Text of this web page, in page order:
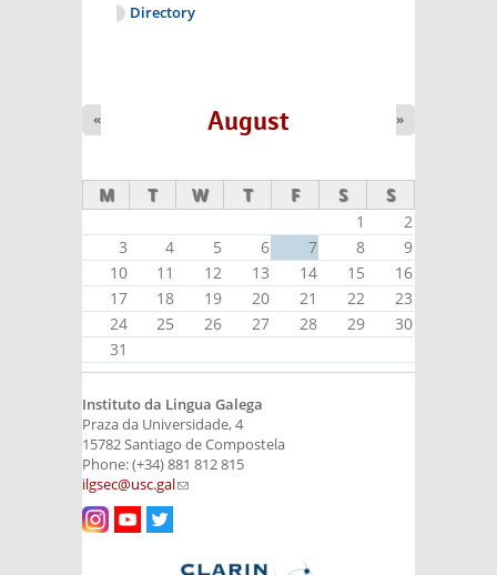
Directory
August
« »
M T W T F S S
1
2
3
4 5 6 7 8
9
10
11 12 13 14 15
16
17
18 19 20 21 22
23
24
25 26 27 28 29
30
31
Instituto da Lingua Galega
Praza da Universidade, 4
15782 Santiago de Compostela
Phone: (+34) 881 812 815
ilgsec@usc.gal(link sends e-mail)